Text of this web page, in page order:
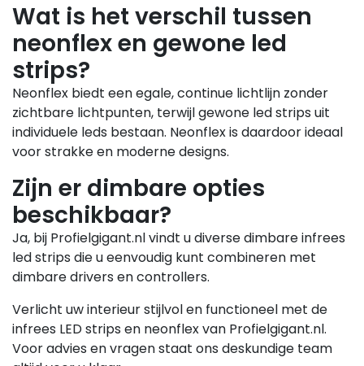
Wat is het verschil tussen
neonflex en gewone led
strips?
Neonflex biedt een egale, continue lichtlijn zonder
zichtbare lichtpunten, terwijl gewone led strips uit
individuele leds bestaan. Neonflex is daardoor ideaal
voor strakke en moderne designs.
Zijn er dimbare opties
beschikbaar?
Ja, bij Profielgigant.nl vindt u diverse dimbare infrees
led strips die u eenvoudig kunt combineren met
dimbare drivers en controllers.
Verlicht uw interieur stijlvol en functioneel met de
infrees LED strips en neonflex van Profielgigant.nl.
Voor advies en vragen staat ons deskundige team